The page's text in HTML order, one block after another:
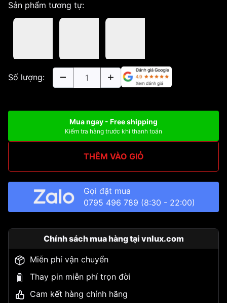
Sản phẩm tương tự:
Số lượng:
Mua ngay - Free shipping
Kiểm tra hàng trước khi thanh toán
THÊM VÀO GIỎ
Gọi đặt mua
0795 496 789 (8:30 - 22:00)
Chính sách mua hàng tại vnlux.com
Miễn phí vận chuyển
Thay pin miễn phí trọn đời
Cam kết hàng chính hãng